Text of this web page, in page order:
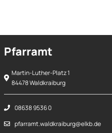
Pfarramt
Martin-Luther-Platz 1
84478 Waldkraiburg
08638 9536 0
pfarramt.waldkraiburg@elkb.de